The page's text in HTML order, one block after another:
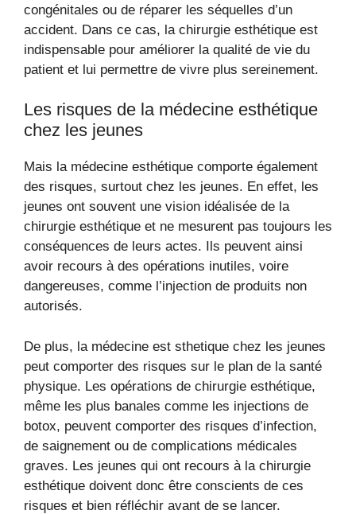
congénitales ou de réparer les séquelles d’un
accident. Dans ce cas, la chirurgie esthétique est
indispensable pour améliorer la qualité de vie du
patient et lui permettre de vivre plus sereinement.
Les risques de la médecine esthétique
chez les jeunes
Mais la médecine esthétique comporte également
des risques, surtout chez les jeunes. En effet, les
jeunes ont souvent une vision idéalisée de la
chirurgie esthétique et ne mesurent pas toujours les
conséquences de leurs actes. Ils peuvent ainsi
avoir recours à des opérations inutiles, voire
dangereuses, comme l’injection de produits non
autorisés.
De plus, la médecine est sthetique chez les jeunes
peut comporter des risques sur le plan de la santé
physique. Les opérations de chirurgie esthétique,
même les plus banales comme les injections de
botox, peuvent comporter des risques d’infection,
de saignement ou de complications médicales
graves. Les jeunes qui ont recours à la chirurgie
esthétique doivent donc être conscients de ces
risques et bien réfléchir avant de se lancer.